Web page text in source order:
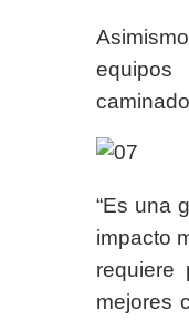
equipos
“Es una
impacto
requiere
mejores